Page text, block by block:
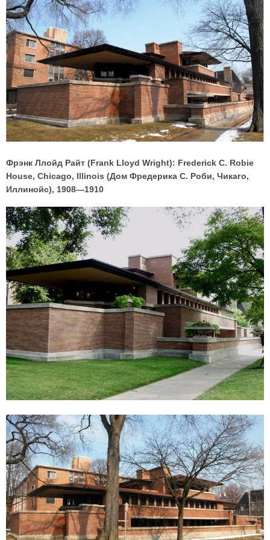
Фрэнк Ллойд Райт (Frank Lloyd Wright): Frederick C. Robie
House, Chicago, Illinois (Дом Фредерика С. Роби, Чикаго,
Иллинойс), 1908—1910